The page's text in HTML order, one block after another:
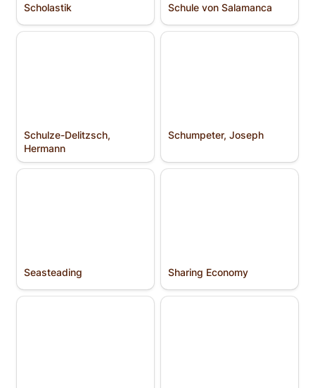
Scholastik Schule von Salamanca
Schulze-Delitzsch,
Schulze-Delitzsch,
Hermann
Schumpeter, Joseph
Schumpeter, Joseph
Seasteading
Seasteading
Sharing Economy
Sharing Economy
Smith, Adam Sozialismus